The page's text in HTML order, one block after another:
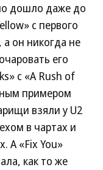
дошло даже до
с первого
он никогда не
его
c «A Rush of
примером
взяли у U2
в чартах и
А «Fix You»
как то же